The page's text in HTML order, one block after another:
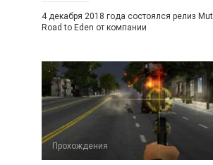
4 декабря 2018 года состоялся релиз
Road to Eden от компании
Прохождения